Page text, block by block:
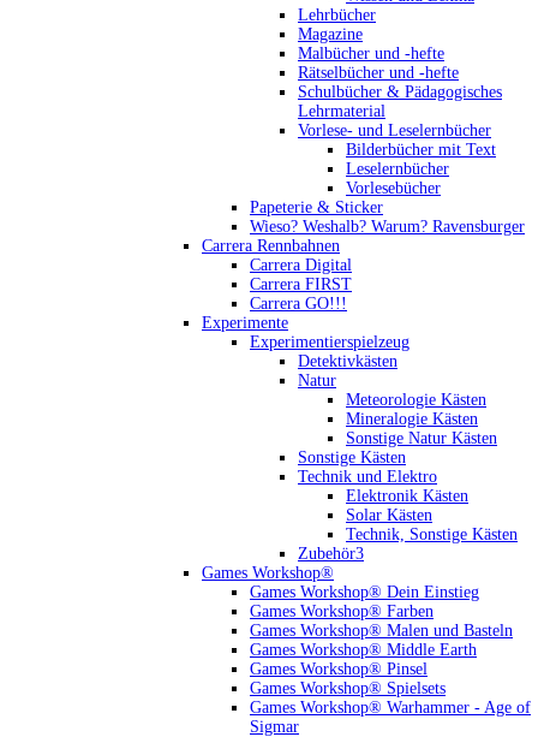
Lehrbücher
Magazine
Malbücher und -hefte
Rätselbücher und -hefte
Schulbücher & Pädagogisches
Lehrmaterial
Vorlese- und Leselernbücher
Bilderbücher mit Text
Leselernbücher
Vorlesebücher
Papeterie & Sticker
Wieso? Weshalb? Warum? Ravensburger
Carrera Rennbahnen
Carrera Digital
Carrera FIRST
Carrera GO!!!
Experimente
Experimentierspielzeug
Detektivkästen
Natur
Meteorologie Kästen
Mineralogie Kästen
Sonstige Natur Kästen
Sonstige Kästen
Technik und Elektro
Elektronik Kästen
Solar Kästen
Technik, Sonstige Kästen
Zubehör3
Games Workshop®
Games Workshop® Dein Einstieg
Games Workshop® Farben
Games Workshop® Malen und Basteln
Games Workshop® Middle Earth
Games Workshop® Pinsel
Games Workshop® Spielsets
Games Workshop® Warhammer - Age of
Sigmar